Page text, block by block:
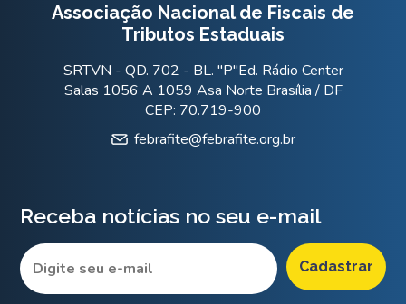
Associação Nacional de Fiscais de
Tributos Estaduais
SRTVN - QD. 702 - BL. "P"Ed. Rádio Center
Salas 1056 A 1059 Asa Norte Brasília / DF
CEP: 70.719-900
febrafite@febrafite.org.br
Receba notícias no seu e-mail